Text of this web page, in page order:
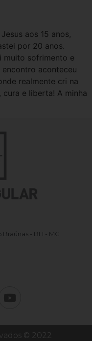
aos 15 anos,
por 20 anos.
muito sofrimento e
aconteceu
realmente cri na
cura e liberta! A minha
- BH - MG
© 2022